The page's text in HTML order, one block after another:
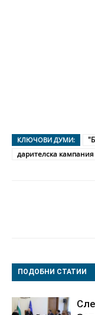
КЛЮЧОВИ ДУМИ:
дарителска кампания
ПОДОБНИ СТАТИИ